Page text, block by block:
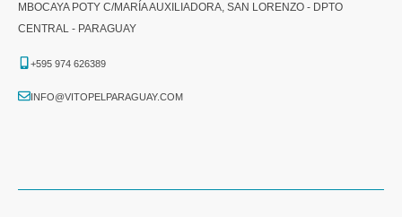
MBOCAYA POTY C/MARÍA AUXILIADORA, SAN LORENZO - DPTO
CENTRAL - PARAGUAY
+595 974 626389
INFO@VITOPELPARAGUAY.COM